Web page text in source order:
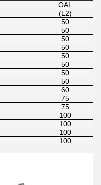
OAL
(L2)
50
50
50
50
50
50
50
50
60
75
75
100
100
100
100